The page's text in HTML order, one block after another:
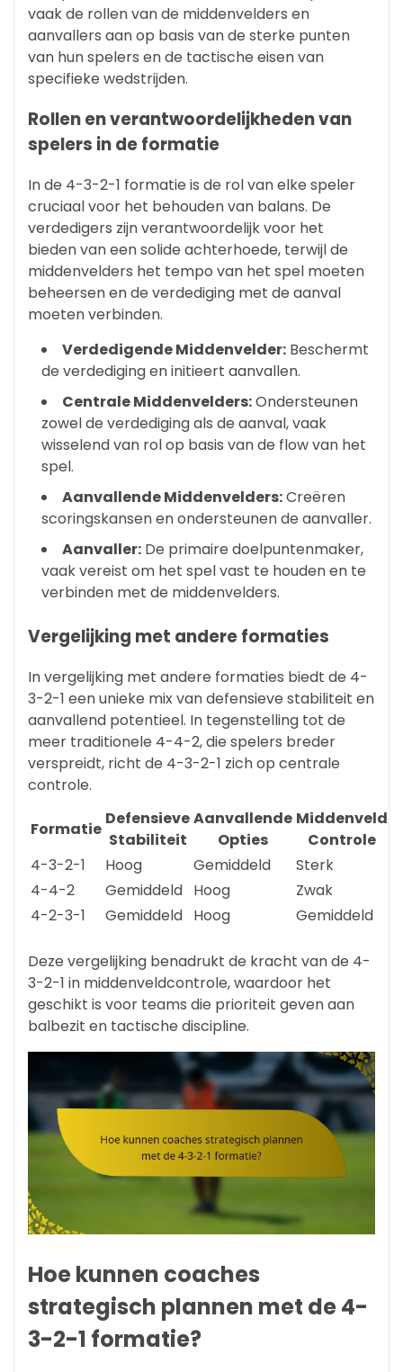
vaak de rollen van de middenvelders en
aanvallers aan op basis van de sterke punten
van hun spelers en de tactische eisen van
specifieke wedstrijden.
Rollen en verantwoordelijkheden van
spelers in de formatie
In de 4-3-2-1 formatie is de rol van elke speler
cruciaal voor het behouden van balans. De
verdedigers zijn verantwoordelijk voor het
bieden van een solide achterhoede, terwijl de
middenvelders het tempo van het spel moeten
beheersen en de verdediging met de aanval
moeten verbinden.
Verdedigende Middenvelder: Beschermt
de verdediging en initieert aanvallen.
Centrale Middenvelders:Ondersteunen
zowel de verdediging als de aanval, vaak
wisselend van rol op basis van de flow van het
spel.
Aanvallende Middenvelders:Creëren
scoringskansen en ondersteunen de aanvaller.
Aanvaller: De primaire doelpuntenmaker,
vaak vereist om het spel vast te houden en te
verbinden met de middenvelders.
Vergelijking met andere formaties
In vergelijking met andere formaties biedt de 4-
3-2-1 een unieke mix van defensieve stabiliteit en
aanvallend potentieel. In tegenstelling tot de
meer traditionele 4-4-2, die spelers breder
verspreidt, richt de 4-3-2-1 zich op centrale
controle.
Formatie
Defensieve
Stabiliteit
Aanvallende
Opties
Middenveld
Controle
4-3-2-1
Hoog Gemiddeld
Sterk
4-4-2
Gemiddeld Hoog
Zwak
4-2-3-1
Gemiddeld Hoog Gemiddeld
Deze vergelijking benadrukt de kracht van de 4-
3-2-1 in middenveldcontrole, waardoor het
geschikt is voor teams die prioriteit geven aan
balbezit en tactische discipline.
Hoe kunnen coaches
strategisch plannen met de 4-
3-2-1 formatie?